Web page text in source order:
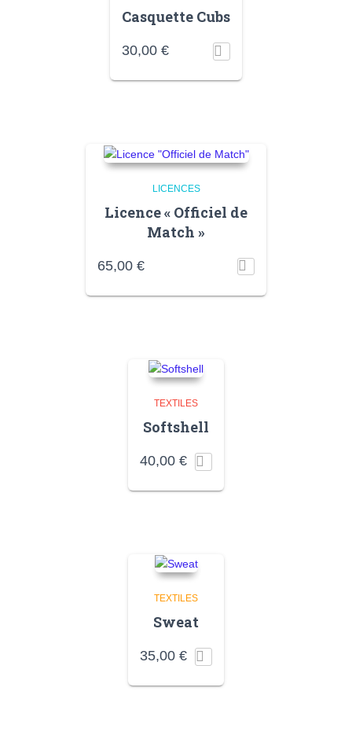
Casquette Cubs
30,00 €
LICENCES
Licence « Officiel de
Match »
65,00 €
TEXTILES
Softshell
40,00 €
TEXTILES
Sweat
35,00 €